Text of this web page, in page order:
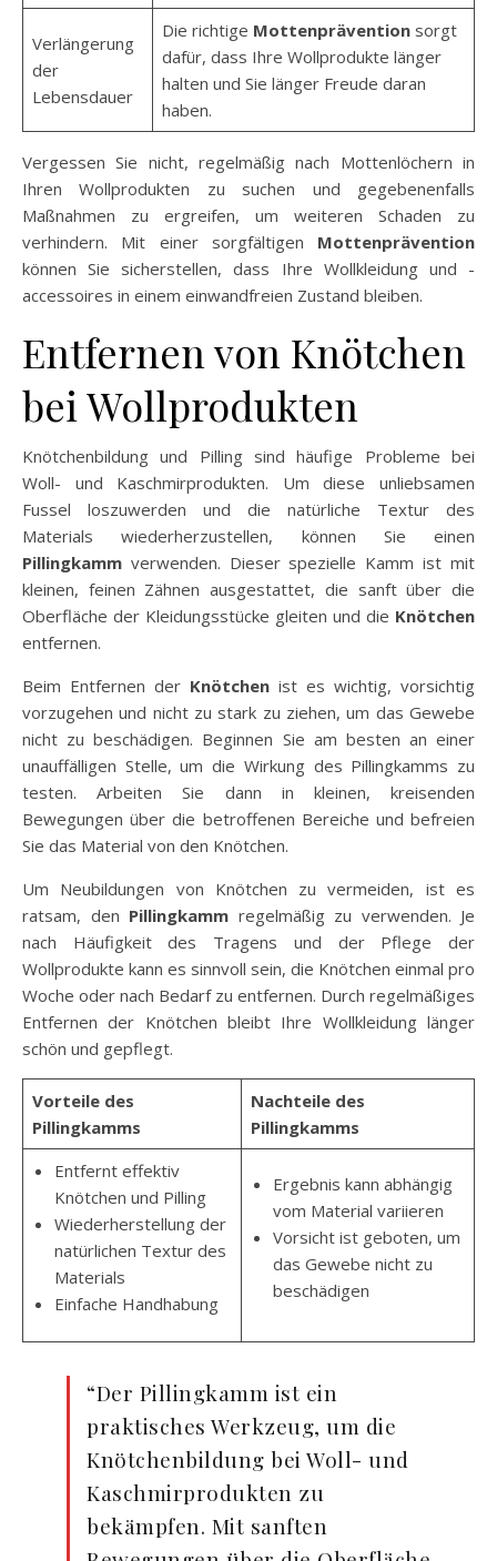
Verlängerung
der
Lebensdauer
Die richtige Mottenpräventionsorgt
dafür, dass Ihre Wollprodukte länger
halten und Sie länger Freude daran
haben.
Vergessen Sie nicht, regelmäßig nach Mottenlöchern in
Ihren Wollprodukten zu suchen und gegebenenfalls
Maßnahmen zu ergreifen, um weiteren Schaden zu
verhindern. Mit einer sorgfältigen Mottenprävention
können Sie sicherstellen, dass Ihre Wollkleidung und -
accessoires in einem einwandfreien Zustand bleiben.
Entfernen von Knötchen
bei Wollprodukten
Knötchenbildung und Pilling sind häufige Probleme bei
Woll- und Kaschmirprodukten. Um diese unliebsamen
Fussel loszuwerden und die natürliche Textur des
Materials wiederherzustellen, können Sie einen
Pillingkamm verwenden. Dieser spezielle Kamm ist mit
kleinen, feinen Zähnen ausgestattet, die sanft über die
Oberfläche der Kleidungsstücke gleiten und die Knötchen
entfernen.
Beim Entfernen der Knötchen ist es wichtig, vorsichtig
vorzugehen und nicht zu stark zu ziehen, um das Gewebe
nicht zu beschädigen. Beginnen Sie am besten an einer
unauffälligen Stelle, um die Wirkung des Pillingkamms zu
testen. Arbeiten Sie dann in kleinen, kreisenden
Bewegungen über die betroffenen Bereiche und befreien
Sie das Material von den Knötchen.
Um Neubildungen von Knötchen zu vermeiden, ist es
ratsam, den Pillingkamm regelmäßig zu verwenden. Je
nach Häufigkeit des Tragens und der Pflege der
Wollprodukte kann es sinnvoll sein, die Knötchen einmal pro
Woche oder nach Bedarf zu entfernen. Durch regelmäßiges
Entfernen der Knötchen bleibt Ihre Wollkleidung länger
schön und gepflegt.
Vorteile des
Pillingkamms
Nachteile des
Pillingkamms
Entfernt effektiv
Knötchen und Pilling
Wiederherstellung der
natürlichen Textur des
Materials
Einfache Handhabung
Ergebnis kann abhängig
vom Material variieren
Vorsicht ist geboten, um
das Gewebe nicht zu
beschädigen
“Der Pillingkamm ist ein
praktisches Werkzeug, um die
Knötchenbildung bei Woll- und
Kaschmirprodukten zu
bekämpfen. Mit sanften